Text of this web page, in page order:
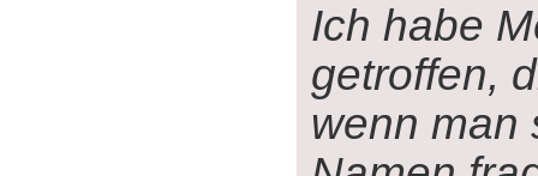
Ich habe
getroffen,
wenn man